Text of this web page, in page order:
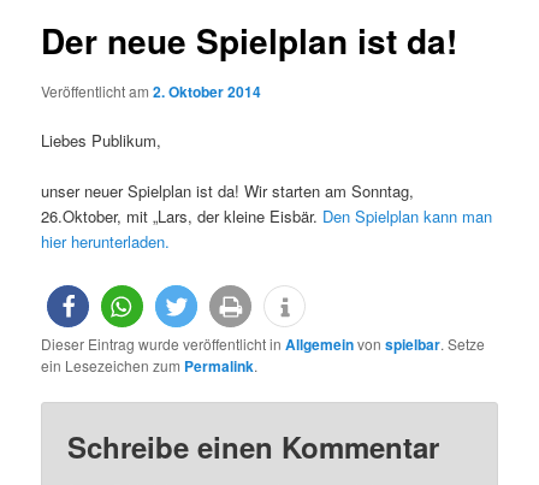
Der neue Spielplan ist da!
Veröffentlicht am2. Oktober 2014
Liebes Publikum,
unser neuer Spielplan ist da! Wir starten am Sonntag,
26.Oktober, mit „Lars, der kleine Eisbär. Den Spielplan kann man
hier herunterladen.
Dieser Eintrag wurde veröffentlicht inAllgemeinvonspielbar. Setze
ein Lesezeichen zum Permalink.
Schreibe einen Kommentar